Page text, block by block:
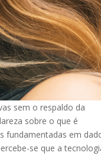
sem o respaldo da
sobre o que é
fundamentadas em
se que a